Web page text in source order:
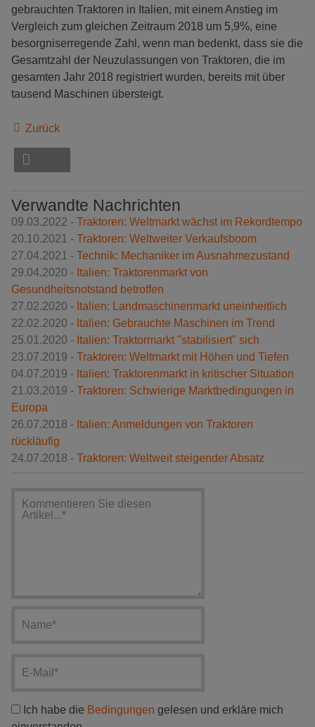
gebrauchten Traktoren in Italien, mit einem Anstieg im
Vergleich zum gleichen Zeitraum 2018 um 5,9%, eine
besorgniserregende Zahl, wenn man bedenkt, dass sie die
Gesamtzahl der Neuzulassungen von Traktoren, die im
gesamten Jahr 2018 registriert wurden, bereits mit über
tausend Maschinen übersteigt.
Zurück
Verwandte Nachrichten
09.03.2022 - Traktoren: Weltmarkt wächst im Rekordtempo
20.10.2021 - Traktoren: Weltweiter Verkaufsboom
27.04.2021 - Technik: Mechaniker im Ausnahmezustand
29.04.2020 - Italien: Traktorenmarkt von
Gesundheitsnotstand betroffen
27.02.2020 - Italien: Landmaschinenmarkt uneinheitlich
22.02.2020 - Italien: Gebrauchte Maschinen im Trend
25.01.2020 - Italien: Traktormarkt "stabilisiert" sich
23.07.2019 - Traktoren: Weltmarkt mit Höhen und Tiefen
04.07.2019 - Italien: Traktorenmarkt in kritischer Situation
21.03.2019 - Traktoren: Schwierige Marktbedingungen in
Europa
26.07.2018 - Italien: Anmeldungen von Traktoren
rückläufig
24.07.2018 - Traktoren: Weltweit steigender Absatz
Ich habe die Bedingungen gelesen und erkläre mich